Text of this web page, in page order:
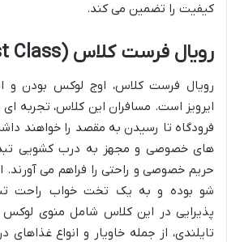
کیفیت را تضمین می کند.
رویال فرست کلاس (Royal First Class)
رویال فرست کلاس، اوج لوکس بودن و
ایرویز است. مسافران این کلاس، تجربه
فرودگاه تا رسیدن به مقصد را خواهند
های خصوصی و مجهز به درب کشویی
حریم خصوصی و راحتی را فراهم می آورند.
شو بوده و به یک تخت خواب راحت
پذیرایی در این کلاس شامل منوی لوکس
تایلندی، از جمله خاویار و انواع غذاهای